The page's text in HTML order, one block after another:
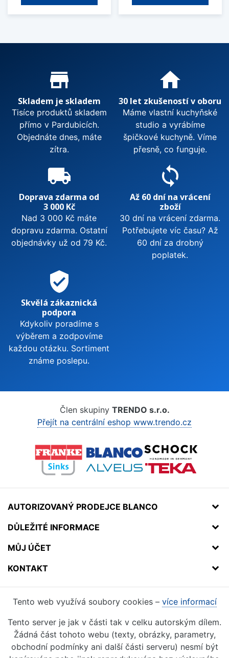
Proč nakupovat u nás?
store_mall_directory
Skladem je skladem
Tisíce produktů skladem
přímo v Pardubicích.
Objednáte dnes, máte
zítra.
home
30 let zkušeností v oboru
Máme vlastní kuchyňské
studio a vyrábíme
špičkové kuchyně. Víme
přesně, co funguje.
local_shipping
Doprava zdarma od
3 000 Kč
Nad 3 000 Kč máte
dopravu zdarma. Ostatní
objednávky už od 79 Kč.
sync
Až 60 dní na vrácení
zboží
30 dní na vrácení zdarma.
Potřebujete víc času? Až
60 dní za drobný
poplatek.
verified_user
Skvělá zákaznická
podpora
Kdykoliv poradíme s
výběrem a zodpovíme
každou otázku. Sortiment
známe poslepu.
Člen skupiny TRENDO s.r.o.
Přejít na centrální eshop www.trendo.cz
AUTORIZOVANÝ PRODEJCE BLANCO
DŮLEŽITÉ INFORMACE
MŮJ ÚČET
KONTAKT
Tento web využívá soubory cookies – více informací
Tento server je jak v části tak v celku autorským dílem.
Žádná část tohoto webu (texty, obrázky, parametry,
obchodní podmínky ani další části serveru) nesmí být